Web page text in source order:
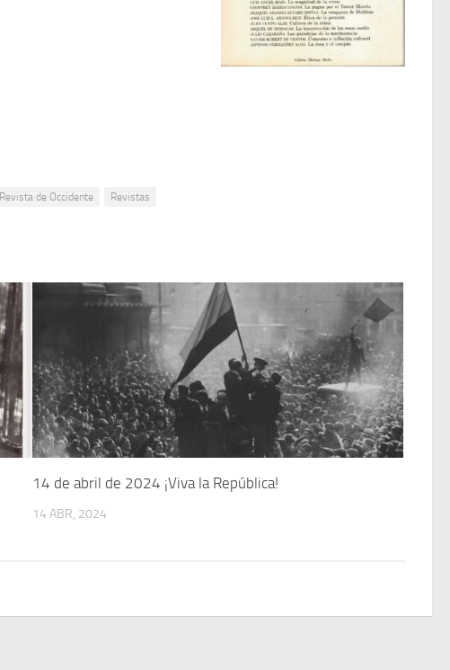
Revista de Occidente Revistas
14 de abril de 2024 ¡Viva la República!
14 ABR, 2024